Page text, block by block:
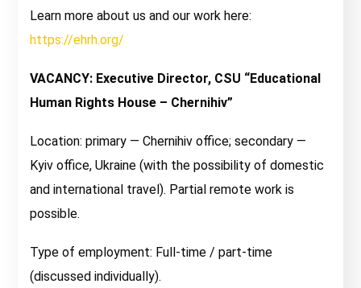
Learn more about us and our work here:
https://ehrh.org/
VACANCY: Executive Director, CSU “Educational
Human Rights House – Chernihiv”
Location: primary — Chernihiv office; secondary —
Kyiv office, Ukraine (with the possibility of domestic
and international travel). Partial remote work is
possible.
Type of employment: Full-time / part-time
(discussed individually).